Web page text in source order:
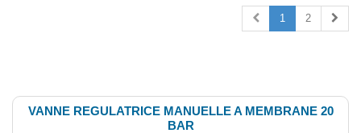
1 2
VANNE REGULATRICE MANUELLE A MEMBRANE 20
BAR